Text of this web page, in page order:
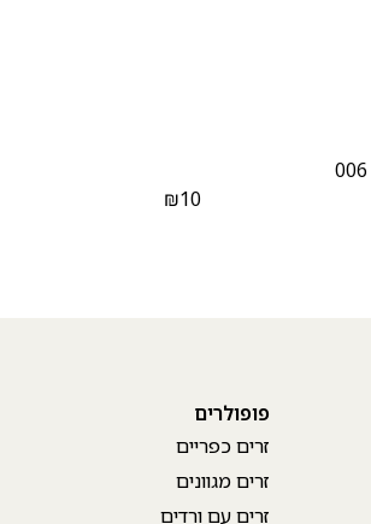
₪10
פופולרים
זרים כפריים
זרים מגוונים
זרים עם ורדים